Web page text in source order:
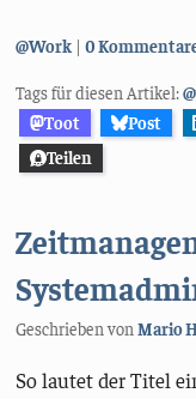
Kategorien:
@Work 0
Tags für diesen Artikel:
Toot
Post
Teilen
Geschrieben vonMario
So lautet der Titel